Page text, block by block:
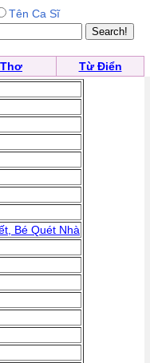
Tên Ca Sĩ
Từ Điển
Bé Quét Nhà